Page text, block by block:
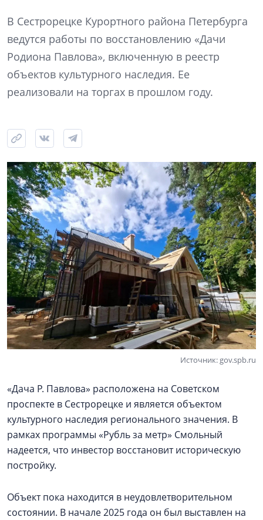
В Сестрорецке Курортного района Петербурга
ведутся работы по восстановлению «Дачи
Родиона Павлова», включенную в реестр
объектов культурного наследия. Ее
реализовали на торгах в прошлом году.
Источник: gov.spb.ru
«Дача Р. Павлова» расположена на Советском
проспекте в Сестрорецке и является объектом
культурного наследия регионального значения. В
рамках программы «Рубль за метр» Смольный
надеется, что инвестор восстановит историческую
постройку.
Объект пока находится в неудовлетворительном
состоянии. В начале 2025 года он был выставлен на